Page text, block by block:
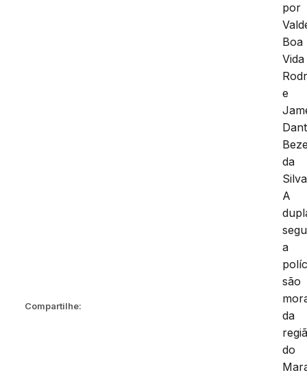
Compartilhe:
por
Boa
Vida
e
da
A
a
são
da
do